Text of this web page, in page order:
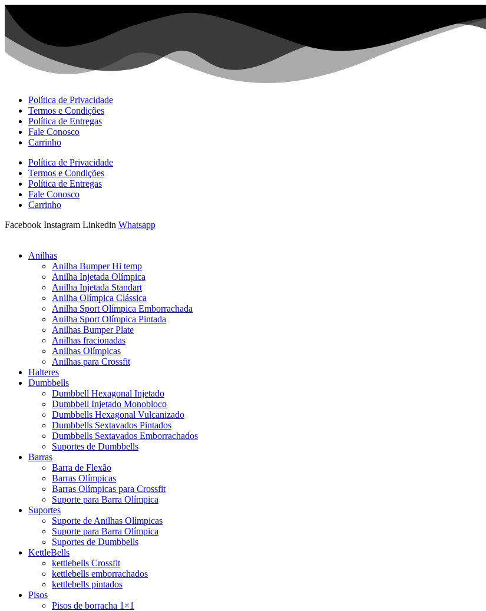
Ir
para
conteúdo
Política de Privacidade
Termos e Condições
Política de Entregas
Fale Conosco
Carrinho
Política de Privacidade
Termos e Condições
Política de Entregas
Fale Conosco
Carrinho
Facebook Instagram Linkedin Whatsapp
Anilhas
Anilha Bumper Hi temp
Anilha Injetada Olímpica
Anilha Injetada Standart
Anilha Olímpica Clássica
Anilha Sport Olímpica Emborrachada
Anilha Sport Olímpica Pintada
Anilhas Bumper Plate
Anilhas fracionadas
Anilhas Olímpicas
Anilhas para Crossfit
Halteres
Dumbbells
Dumbbell Hexagonal Injetado
Dumbbell Injetado Monobloco
Dumbbells Hexagonal Vulcanizado
Dumbbells Sextavados Pintados
Dumbbells Sextavados Emborrachados
Suportes de Dumbbells
Barras
Barra de Flexão
Barras Olímpicas
Barras Olímpicas para Crossfit
Suporte para Barra Olímpica
Suportes
Suporte de Anilhas Olímpicas
Suporte para Barra Olímpica
Suportes de Dumbbells
KettleBells
kettlebells Crossfit
kettlebells emborrachados
kettlebells pintados
Pisos
Pisos de borracha 1×1